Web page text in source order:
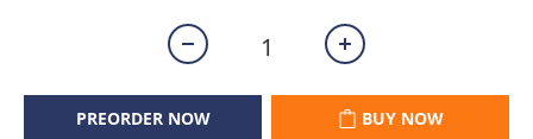
PREORDER NOW BUY NOW